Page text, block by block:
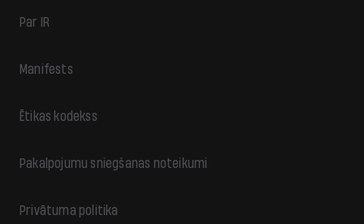
Par IR
Manifests
Ētikas kodekss
Pakalpojumu sniegšanas noteikumi
Privātuma politika